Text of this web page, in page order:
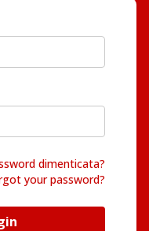
dimenticata?
your password?
Login